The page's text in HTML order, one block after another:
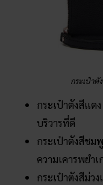
กระเป๋า
กระเป๋าตังสีแด
บริวารที่ดี
กระเป๋าตังสีชม
ความเคารพยำเ
กระเป๋าตังสีม่ว